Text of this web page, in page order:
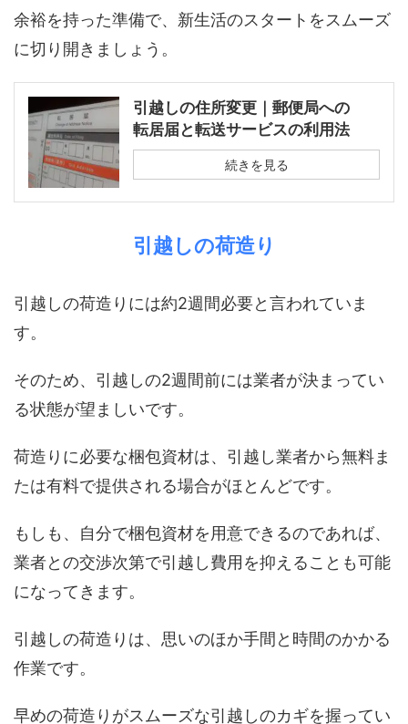
余裕を持った準備で、新生活のスタートをスムーズ
に切り開きましょう。
引越しの住所変更｜郵便局への
転居届と転送サービスの利用法
続きを見る
引越しの荷造り
引越しの荷造りには約2週間必要と言われていま
す。
そのため、引越しの2週間前には業者が決まってい
る状態が望ましいです。
荷造りに必要な梱包資材は、引越し業者から無料ま
たは有料で提供される場合がほとんどです。
もしも、自分で梱包資材を用意できるのであれば、
業者との交渉次第で引越し費用を抑えることも可能
になってきます。
引越しの荷造りは、思いのほか手間と時間のかかる
作業です。
早めの荷造りがスムーズな引越しのカギを握ってい